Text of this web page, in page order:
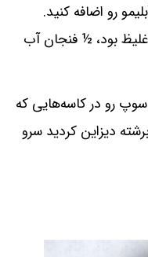
رو اضافه کنید.
بود، ½ فنجان آب
رو در کاسه‌هایی که
دیزاین کردید سرو